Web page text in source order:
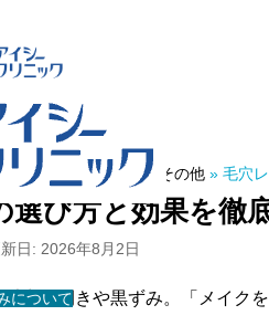
について
ホーム 医療コラム » その他 » 毛穴
選び方と効果を徹
日: 2026年8月2日
穴の開きや黒ずみ。「メイク